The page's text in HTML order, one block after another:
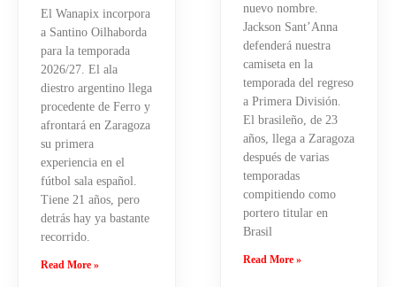
El Wanapix incorpora
a Santino Oilhaborda
para la temporada
2026/27. El ala
diestro argentino llega
procedente de Ferro y
afrontará en Zaragoza
su primera
experiencia en el
fútbol sala español.
Tiene 21 años, pero
detrás hay ya bastante
recorrido.
Read More »
nuevo nombre.
Jackson Sant’Anna
defenderá nuestra
camiseta en la
temporada del regreso
a Primera División.
El brasileño, de 23
años, llega a Zaragoza
después de varias
temporadas
compitiendo como
portero titular en
Brasil
Read More »